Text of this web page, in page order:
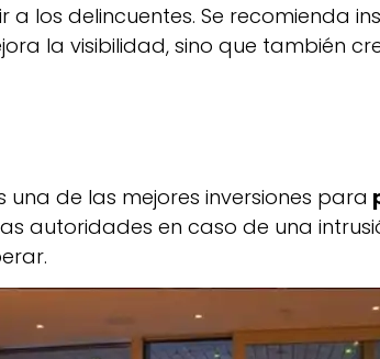
los delincuentes. Se recomienda
la visibilidad, sino que también
de las mejores inversiones para
en caso de una